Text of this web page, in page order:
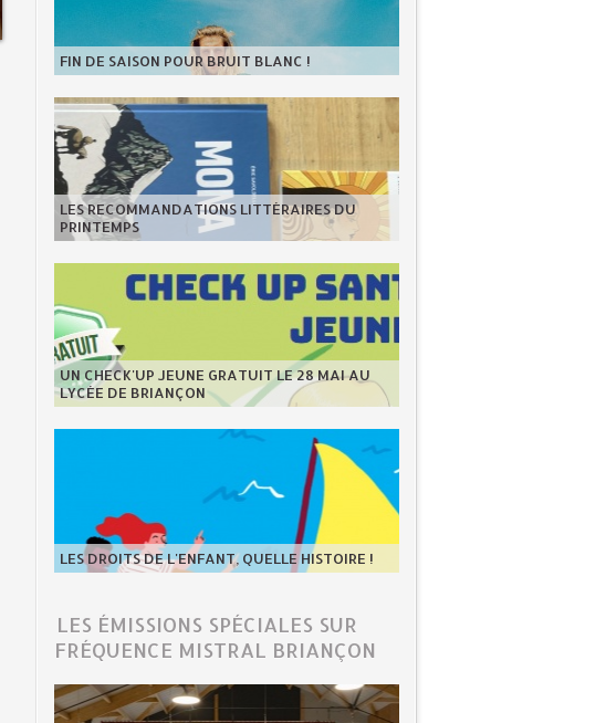
FIN DE SAISON POUR BRUIT BLANC !
LES RECOMMANDATIONS LITTÉRAIRES DU
PRINTEMPS
UN CHECK'UP JEUNE GRATUIT LE 28 MAI AU
LYCÉE DE BRIANÇON
LES DROITS DE L'ENFANT, QUELLE HISTOIRE !
LES ÉMISSIONS SPÉCIALES SUR
FRÉQUENCE MISTRAL BRIANÇON